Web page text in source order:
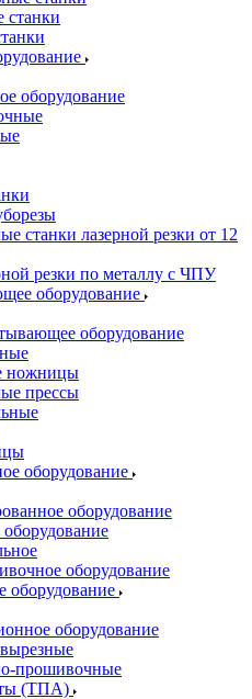
станки
оборудование
станки лазерной резки от 12
резки по металлу с ЧПУ
оборудование
оборудование
ножницы
прессы
оборудование
оборудование
оборудование
оборудование
оборудование
прошивочные
(ТПА)